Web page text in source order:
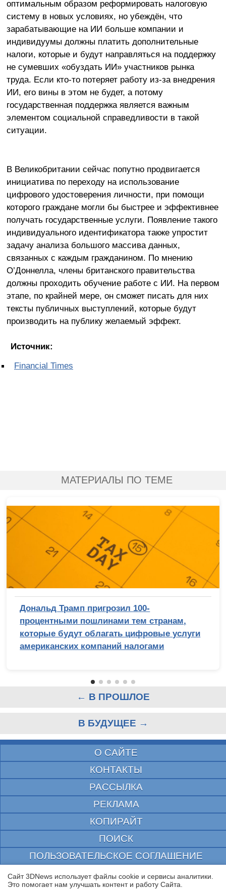
оптимальным образом реформировать налоговую
систему в новых условиях, но убеждён, что
зарабатывающие на ИИ больше компании и
индивидуумы должны платить дополнительные
налоги, которые и будут направляться на поддержку
не сумевших «обуздать ИИ» участников рынка
труда. Если кто-то потеряет работу из-за внедрения
ИИ, его вины в этом не будет, а потому
государственная поддержка является важным
элементом социальной справедливости в такой
ситуации.
В Великобритании сейчас попутно продвигается
инициатива по переходу на использование
цифрового удостоверения личности, при помощи
которого граждане могли бы быстрее и эффективнее
получать государственные услуги. Появление такого
индивидуального идентификатора также упростит
задачу анализа большого массива данных,
связанных с каждым гражданином. По мнению
О’Доннелла, члены британского правительства
должны проходить обучение работе с ИИ. На первом
этапе, по крайней мере, он сможет писать для них
тексты публичных выступлений, которые будут
производить на публику желаемый эффект.
Источник:
Financial Times
МАТЕРИАЛЫ ПО ТЕМЕ
Дональд Трамп пригрозил 100-
процентными пошлинами тем странам,
которые будут облагать цифровые услуги
американских компаний налогами
← В ПРОШЛОЕ
В БУДУЩЕЕ →
О САЙТЕ
КОНТАКТЫ
РАССЫЛКА
РЕКЛАМА
КОПИРАЙТ
ПОИСК
ПОЛЬЗОВАТЕЛЬСКОЕ СОГЛАШЕНИЕ
ЗАЩИЩЕНО CURATOR
© 1997—2026 Электронное периодическое издание "3ДНьюс" | Свидетельство о
Сайт 3DNews использует файлы cookie и сервисы аналитики.
Это помогает нам улучшать контент и работу Cайта.